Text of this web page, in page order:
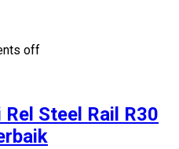
off
Steel Rail R30